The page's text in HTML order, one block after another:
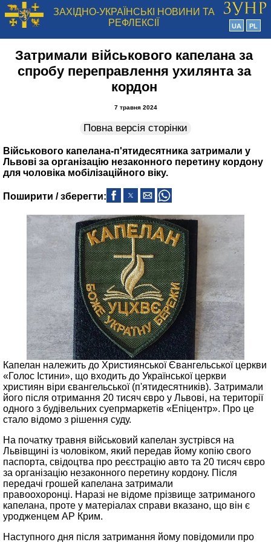
ЗАХІДНО-УКРАЇНСЬКІ НОВИНИ ТА
РЕФЛЕКСІЇ
UA PL
Затримали військового капелана за
спробу переправлення ухилянта за
кордон
7 травня 2024
Повна версія сторінки
Військового капелана-п'ятидесятника затримали у
Львові за організацію незаконного перетину кордону
для чоловіка мобілізаційного віку.
Поширити / зберегти:
Капелан належить до Християнської Євангельської церкви
«Голос Істини», що входить до Української церкви
християн віри євангельської (п'ятидесятників). Затримали
його після отримання 20 тисяч євро у Львові, на території
одного з будівельних суепрмаркетів «Епіцентр». Про це
стало відомо з рішення суду.
На початку травня військовий капелан зустрівся на
Львівщині із чоловіком, який передав йому копію свого
паспорта, свідоцтва про реєстрацію авто та 20 тисяч євро
за організацію незаконного перетину кордону. Після
передачі грошей капелана затримали
правоохоронці. Наразі не відоме прізвище затриманого
капелана, проте у матеріалах справи вказано, що він є
уродженцем АР Крим.
Наступного дня після затримання йому повідомили про